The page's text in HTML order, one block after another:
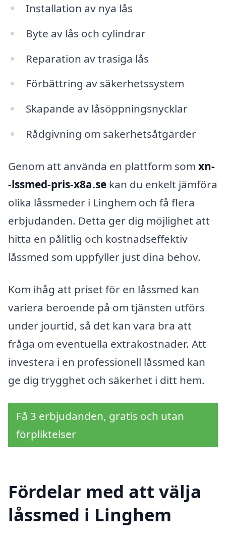
Installation av nya lås
Byte av lås och cylindrar
Reparation av trasiga lås
Förbättring av säkerhetssystem
Skapande av låsöppningsnycklar
Rådgivning om säkerhetsåtgärder
Genom att använda en plattform som xn-
-lssmed-pris-x8a.se kan du enkelt jämföra
olika låssmeder i Linghem och få flera
erbjudanden. Detta ger dig möjlighet att
hitta en pålitlig och kostnadseffektiv
låssmed som uppfyller just dina behov.
Kom ihåg att priset för en låssmed kan
variera beroende på om tjänsten utförs
under jourtid, så det kan vara bra att
fråga om eventuella extrakostnader. Att
investera i en professionell låssmed kan
ge dig trygghet och säkerhet i ditt hem.
Få 3 erbjudanden, gratis och utan
förpliktelser
Fördelar med att välja
låssmed i Linghem